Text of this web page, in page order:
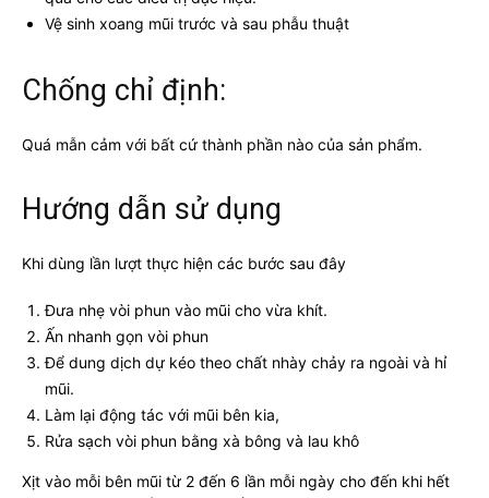
Vệ sinh xoang mũi trước và sau phẫu thuật
Chống chỉ định:
Quá mẫn cảm với bất cứ thành phần nào của sản phẩm.
Hướng dẫn sử dụng
Khi dùng lần lượt thực hiện các bước sau đây
Đưa nhẹ vòi phun vào mũi cho vừa khít.
Ấn nhanh gọn vòi phun
Để dung dịch dự kéo theo chất nhày chảy ra ngoài và hỉ
mũi.
Làm lại động tác với mũi bên kia,
Rửa sạch vòi phun bằng xà bông và lau khô
Xịt vào mỗi bên mũi từ 2 đến 6 lần mỗi ngày cho đến khi hết